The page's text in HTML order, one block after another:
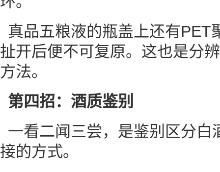
真品五粮液的瓶盖上还有PET
扯开后便不可复原。这也是分
方法。
第四招：酒质鉴别
一看二闻三尝，是鉴别区分白
接的方式。